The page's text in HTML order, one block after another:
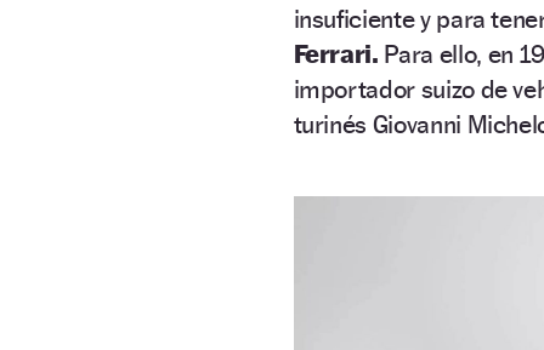
insuficiente y para
Ferrari. Para ello, en
importador suizo de
turinés Giovanni